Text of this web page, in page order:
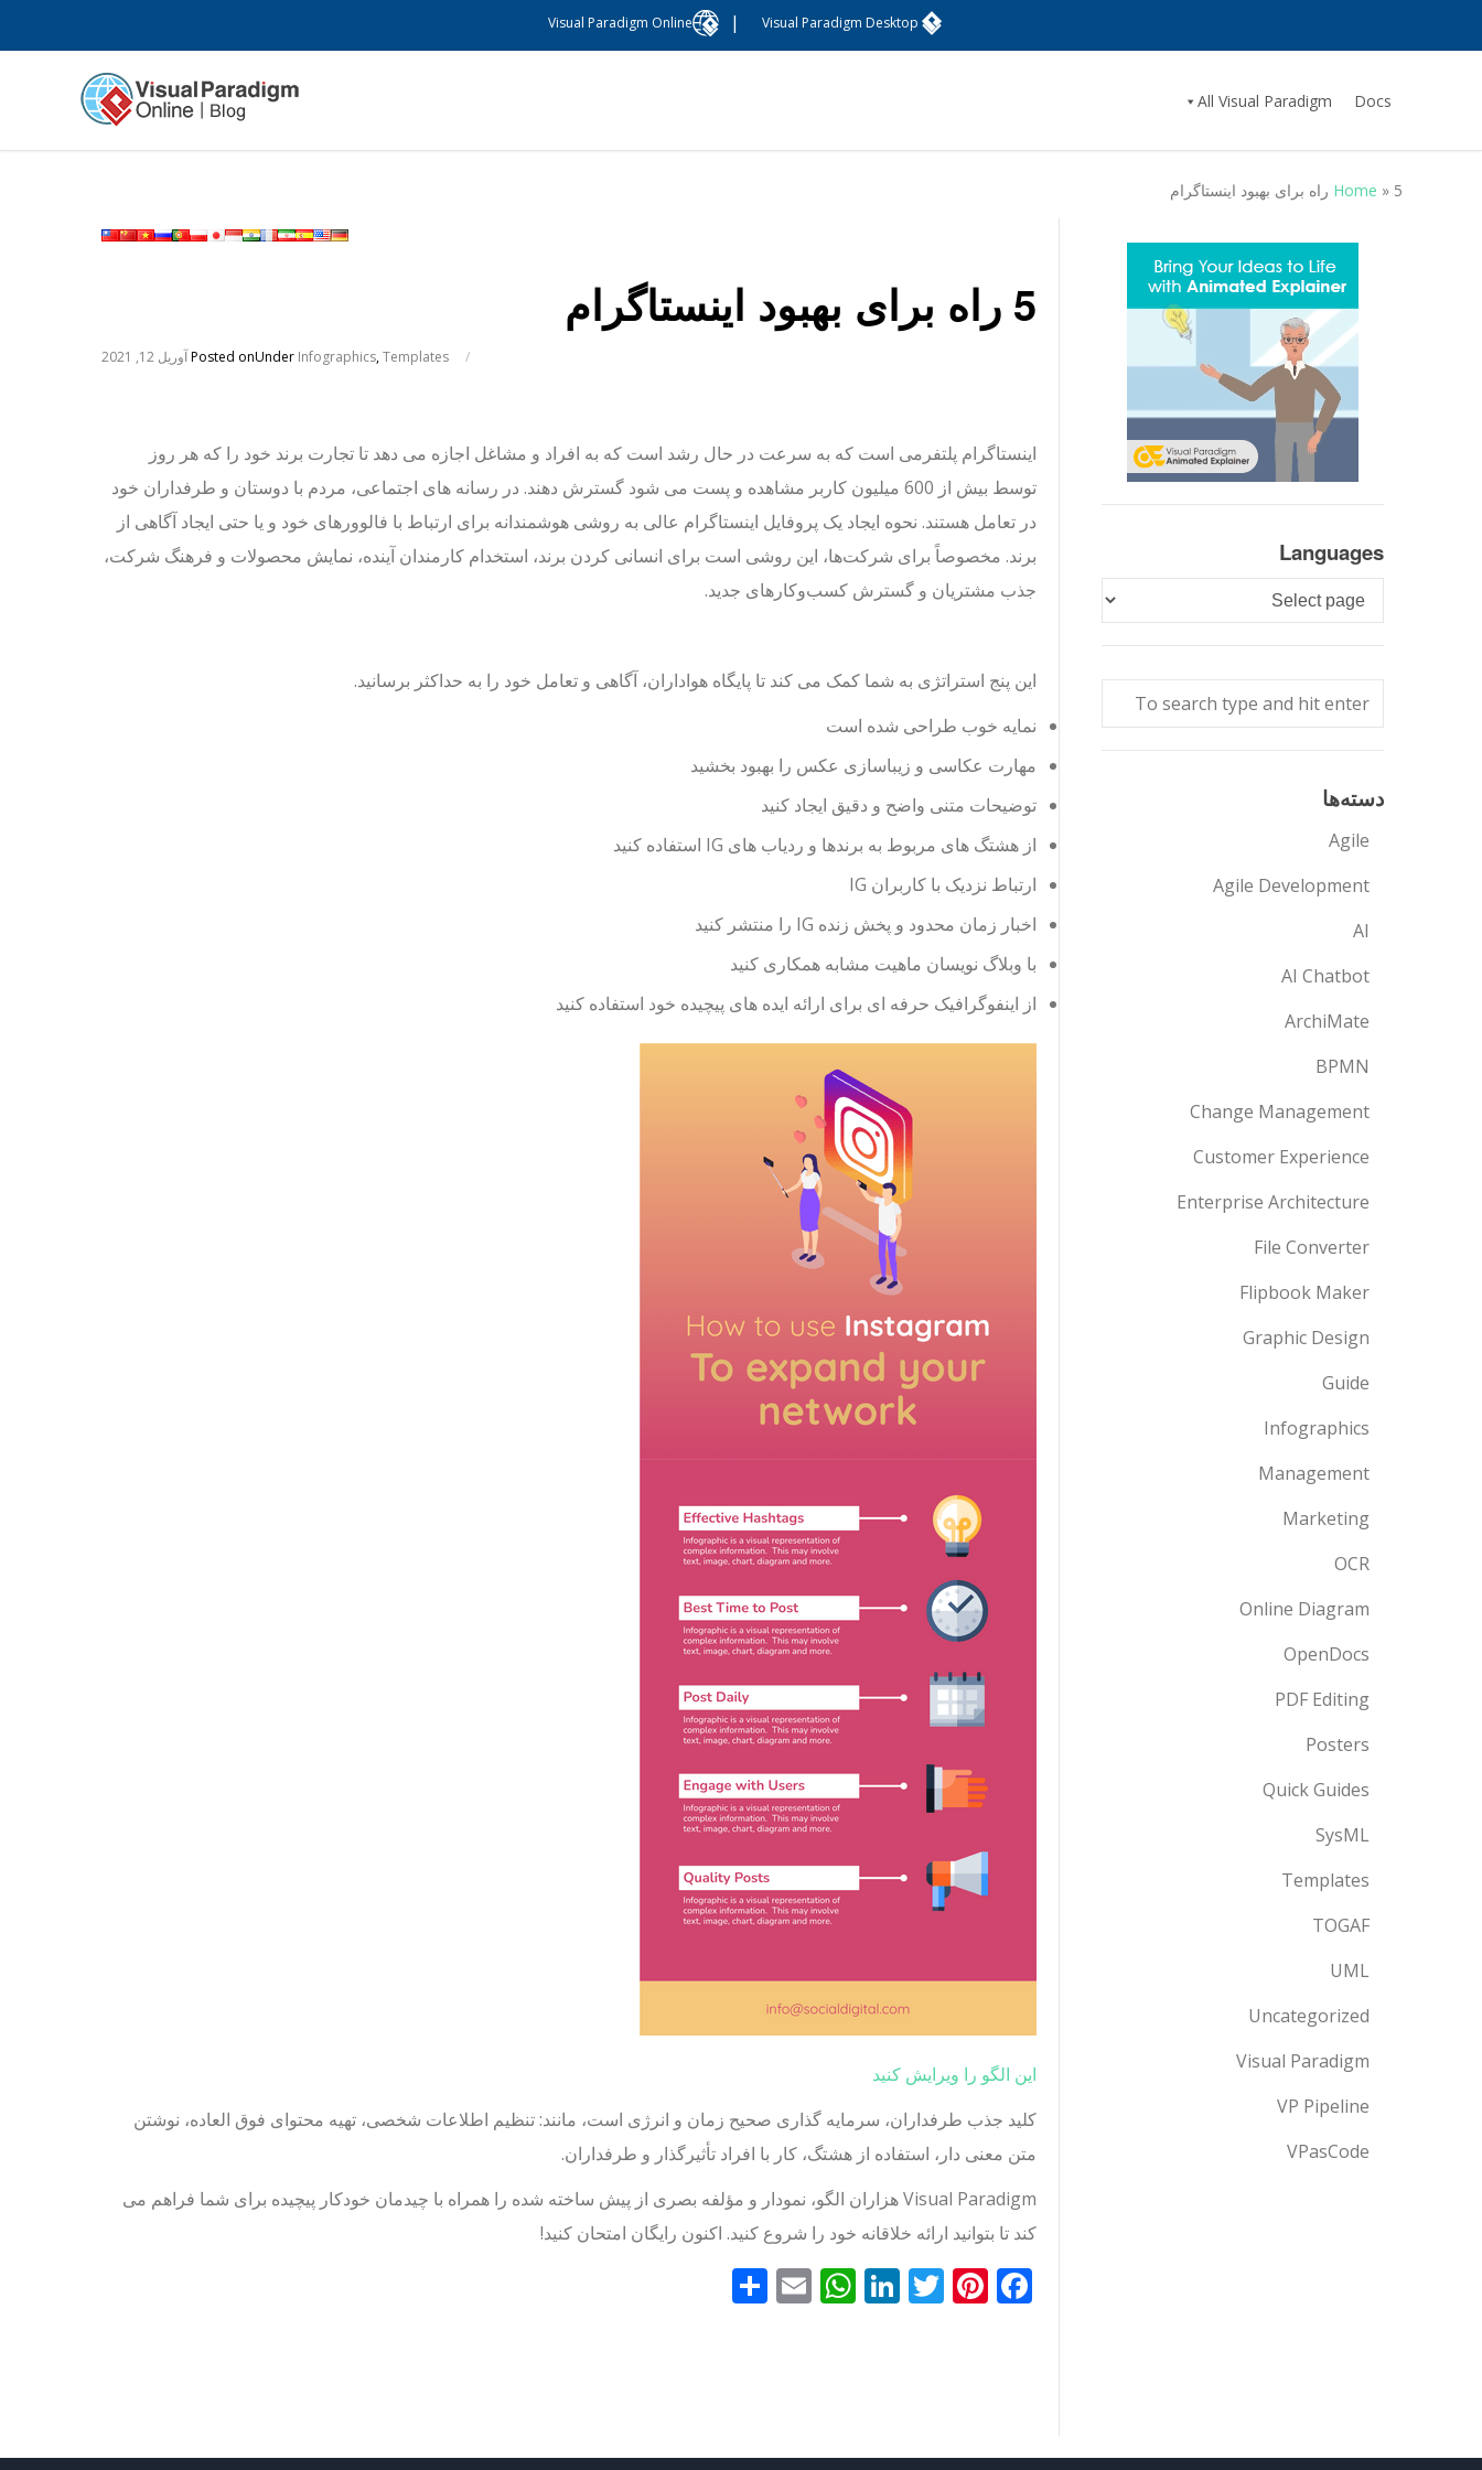
Visual Paradigm Desktop
|
Visual Paradigm Online
Docs
All Visual Paradigm
Home » 5 راه برای بهبود اینستاگرام
5 راه برای بهبود اینستاگرام
Posted onآوریل 12, 2021 /
Under Infographics,Templates
اینستاگرام پلتفرمی است که به سرعت در حال رشد است که به افراد و مشاغل اجازه می دهد تا تجارت برند خود را که هر روز
توسط بیش از 600 میلیون کاربر مشاهده و پست می شود گسترش دهند. در رسانه های اجتماعی، مردم با دوستان و طرفداران خود
در تعامل هستند. نحوه ایجاد یک پروفایل اینستاگرام عالی به روشی هوشمندانه برای ارتباط با فالوورهای خود و یا حتی ایجاد آگاهی از
برند. مخصوصاً برای شرکت‌ها، این روشی است برای انسانی کردن برند، استخدام کارمندان آینده، نمایش محصولات و فرهنگ شرکت،
جذب مشتریان و گسترش کسب‌وکارهای جدید.
این پنج استراتژی به شما کمک می کند تا پایگاه هواداران، آگاهی و تعامل خود را به حداکثر برسانید.
نمایه خوب طراحی شده است
مهارت عکاسی و زیباسازی عکس را بهبود بخشید
توضیحات متنی واضح و دقیق ایجاد کنید
از هشتگ های مربوط به برندها و ردیاب های IG استفاده کنید
ارتباط نزدیک با کاربران IG
اخبار زمان محدود و پخش زنده IG را منتشر کنید
با وبلاگ نویسان ماهیت مشابه همکاری کنید
از اینفوگرافیک حرفه ای برای ارائه ایده های پیچیده خود استفاده کنید
این الگو را ویرایش کنید
کلید جذب طرفداران، سرمایه گذاری صحیح زمان و انرژی است، مانند: تنظیم اطلاعات شخصی، تهیه محتوای فوق العاده، نوشتن
متن معنی دار، استفاده از هشتگ، کار با افراد تأثیرگذار و طرفداران.
Visual Paradigm هزاران الگو، نمودار و مؤلفه بصری از پیش ساخته شده را همراه با چیدمان خودکار پیچیده برای شما فراهم می
کند تا بتوانید ارائه خلاقانه خود را شروع کنید. اکنون رایگان امتحان کنید!
Facebook
Pinterest
Twitter
LinkedIn
WhatsApp
Email
Languages
Languages
دسته‌ها
Agile
Agile Development
AI
AI Chatbot
ArchiMate
BPMN
Change Management
Customer Experience
Enterprise Architecture
File Converter
Flipbook Maker
Graphic Design
Guide
Infographics
Management
Marketing
OCR
Online Diagram
OpenDocs
PDF Editing
Posters
Quick Guides
SysML
Templates
TOGAF
UML
Uncategorized
Visual Paradigm
VP Pipeline
VPasCode